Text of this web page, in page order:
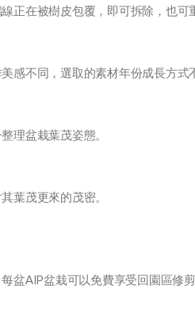
在被樹皮包覆，即可拆除，也可
不同，選取的素材年份成長方式
理盆栽葉茂姿態。
葉茂更來的茂密。
AIP盆栽可以免費享受回園區修